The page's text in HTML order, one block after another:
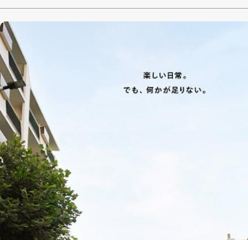
allerdings nicht das Einzige, was sie zur
macht, denn sie sieht zudem auch noch
aus! Da ist es auch nicht verwunderlich, dass bei
Ichirou die Hormone verrückt spielen,
seine hübsche Lehrerin in immer wieder
verrückte und äußerst suggestive
Vielleicht ist dieser Pechvogel ja doch
unglücklich, wie man zunächst annimmt …